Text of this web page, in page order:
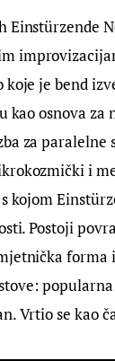
Einstürzende
je bend
kao osnova
za
i
kojom
Postoji
forma
Vrtio se kao